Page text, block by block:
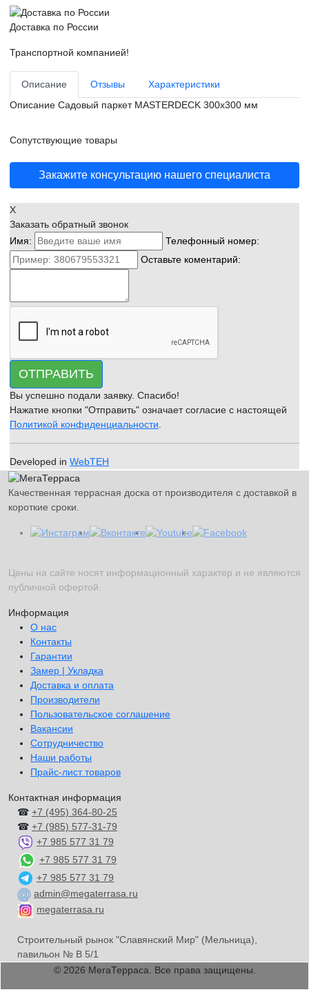
Доставка по России
Транспортной компанией!
Описание Отзывы
Характеристики
Описание Садовый паркет MASTERDECK 300x300 мм
Сопутствующие товары
Закажите консультацию нашего специалиста
X
Заказать обратный звонок
Имя:
Телефонный номер:
Оставьте коментарий:
ОТПРАВИТЬ
Вы успешно подали заявку. Спасибо!
Нажатие кнопки "Отправить" означает согласие с настоящей
Политикой конфиденциальности
Developed in WebTEH
Качественная террасная доска от производителя с доставкой в
короткие сроки.
Цены на сайте носят информационный характер и не являются
публичной офертой.
Информация
О нас
Контакты
Гарантии
Замер | Укладка
Доставка и оплата
Производители
Пользовательское соглашение
Вакансии
Сотрудничество
Наши работы
Прайс-лист товаров
Контактная информация
☎ +7 (495) 364-80-25
☎ +7 (985) 577-31-79
+7 985 577 31 79
+7 985 577 31 79
+7 985 577 31 79
admin@megaterrasa.ru
megaterrasa.ru
Строительный рынок "Славянский Мир" (Мельница),
павильон № В 5/1
© 2026 МегаТерраса. Все права защищены.